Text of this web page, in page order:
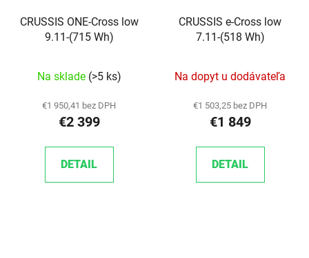
CRUSSIS ONE-Cross low
9.11-(715 Wh)
Na sklade (>5 ks)
€1 950,41 bez DPH
€2 399
DETAIL
CRUSSIS e-Cross low
7.11-(518 Wh)
Na dopyt u dodávateľa
€1 503,25 bez DPH
€1 849
DETAIL